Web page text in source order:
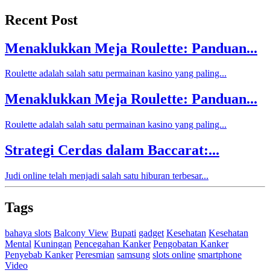
Recent Post
Menaklukkan Meja Roulette: Panduan...
Roulette adalah salah satu permainan kasino yang paling...
Menaklukkan Meja Roulette: Panduan...
Roulette adalah salah satu permainan kasino yang paling...
Strategi Cerdas dalam Baccarat:...
Judi online telah menjadi salah satu hiburan terbesar...
Tags
bahaya slots Balcony View Bupati gadget Kesehatan Kesehatan
Mental Kuningan Pencegahan Kanker Pengobatan Kanker
Penyebab Kanker Peresmian samsung slots online smartphone
Video